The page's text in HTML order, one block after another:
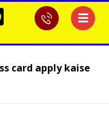
card apply kaise